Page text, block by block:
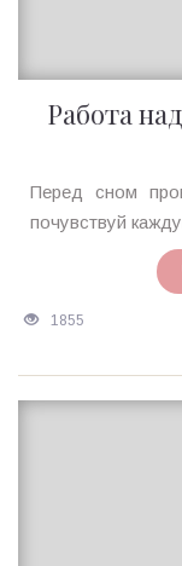
Работа
Ирина
MagicTantra
Перед сном
почувствуй
1855